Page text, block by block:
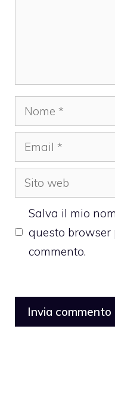
Nome
Email
Sito
web
Salva il mio
questo browser
commento.